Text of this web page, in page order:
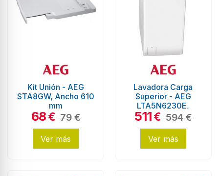
Kit Unión - AEG
STA8GW, Ancho 610
mm
68€ 79 €
Ver más
Lavadora Carga
Superior - AEG
LTA5N6230E,
Blanco, 6 Kg, 1200
rpm, Eficiencia A
511€ 594 €
Ver más